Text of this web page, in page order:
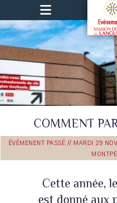
COMMENT
ÉVÉMENENT PASSÉ // MARDI 29
Cette année,
est donné aux